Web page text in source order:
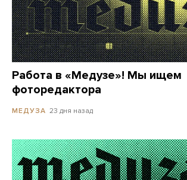
Работа в «Медузе»! Мы ищем
фоторедактора
МЕДУЗА 23 дня назад